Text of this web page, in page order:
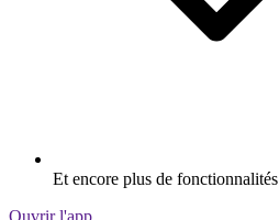
Et encore plus de fonctionnalités